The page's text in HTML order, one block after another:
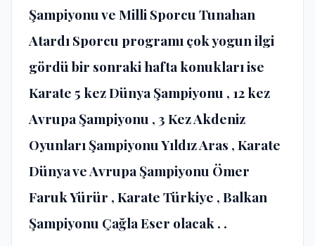
Şampiyonu ve Milli Sporcu Tunahan
Atardı Sporcu programı çok yogun ilgi
gördü bir sonraki hafta konukları ise
Karate 5 kez Dünya Şampiyonu , 12 kez
Avrupa Şampiyonu , 3 Kez Akdeniz
Oyunları Şampiyonu Yıldız Aras , Karate
Dünya ve Avrupa Şampiyonu Ömer
Faruk Yürür , Karate Türkiye , Balkan
Şampiyonu Çağla Eser olacak . .